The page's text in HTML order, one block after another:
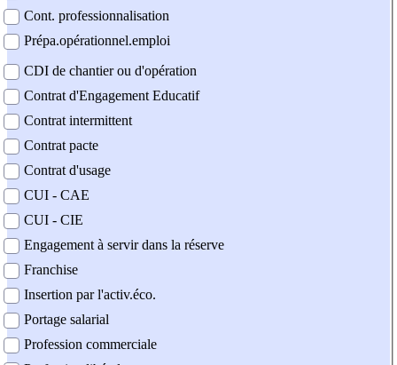
Cont. professionnalisation
Prépa.opérationnel.emploi
CDI de chantier ou d'opération
Contrat d'Engagement Educatif
Contrat intermittent
Contrat pacte
Contrat d'usage
CUI - CAE
CUI - CIE
Engagement à servir dans la réserve
Franchise
Insertion par l'activ.éco.
Portage salarial
Profession commerciale